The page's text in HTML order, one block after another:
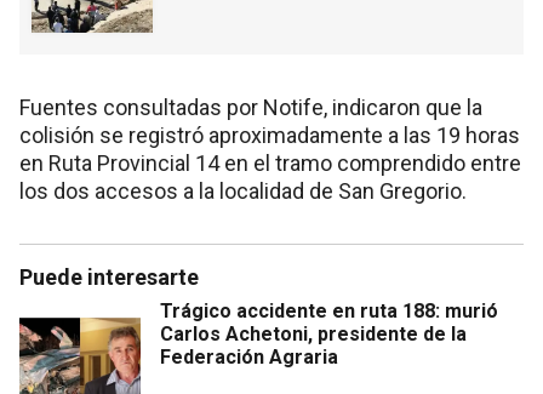
Fuentes consultadas por Notife, indicaron que la
colisión se registró aproximadamente a las 19 horas
en Ruta Provincial 14 en el tramo comprendido entre
los dos accesos a la localidad de San Gregorio.
Puede interesarte
Trágico accidente en ruta 188: murió
Carlos Achetoni, presidente de la
Federación Agraria